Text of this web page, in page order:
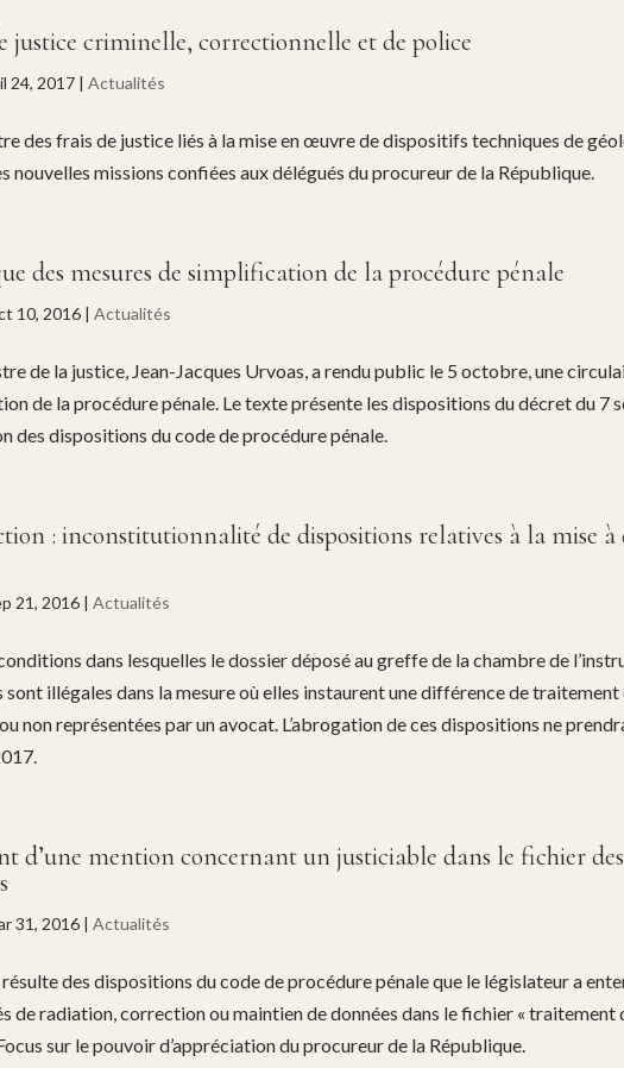
justice criminelle, correctionnelle et de police
24, 2017 |Actualités
des frais de justice liés à la mise en œuvre de dispositifs techniques de
missions confiées aux délégués du procureur de la République.
des mesures de simplification de la procédure pénale
10, 2016 |Actualités
de la justice, Jean-Jacques Urvoas, a rendu public le 5 octobre, une
de la procédure pénale. Le texte présente les dispositions du décret du 7
dispositions du code de procédure pénale.
: inconstitutionnalité de dispositions relatives à la mise à
21, 2016 |Actualités
dans lesquelles le dossier déposé au greffe de la chambre de
illégales dans la mesure où elles instaurent une différence de traitement
non représentées par un avocat. L’abrogation de ces dispositions ne
d’une mention concernant un justiciable dans le fichier des
31, 2016 |Actualités
des dispositions du code de procédure pénale que le législateur a
de radiation, correction ou maintien de données dans le fichier « traitement
sur le pouvoir d’appréciation du procureur de la République.